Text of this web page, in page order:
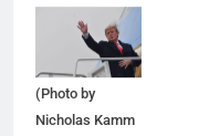
Paso, Texas for
a political rally.
(Photo by
Nicholas Kamm